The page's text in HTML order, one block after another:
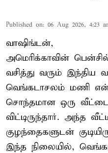
Published on: 06 Aug 2026, 4:23
வாஷிங்டன்,
அமெரிக்காவின்
வசித்து வரும் இந்திய
வெங்கடாசலம் மணி
சொந்தமான ஒரு
விட்டிருந்தார். அந்த
குழந்தைகளுடன்
இந்த நிலையில்,